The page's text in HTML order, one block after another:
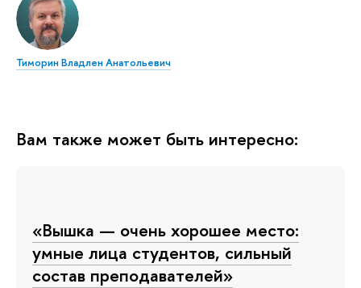
Тиморин Владлен Анатольевич
Вам также может быть интересно:
«Вышка — очень хорошее место:
умные лица студентов, сильный
состав преподавателей»